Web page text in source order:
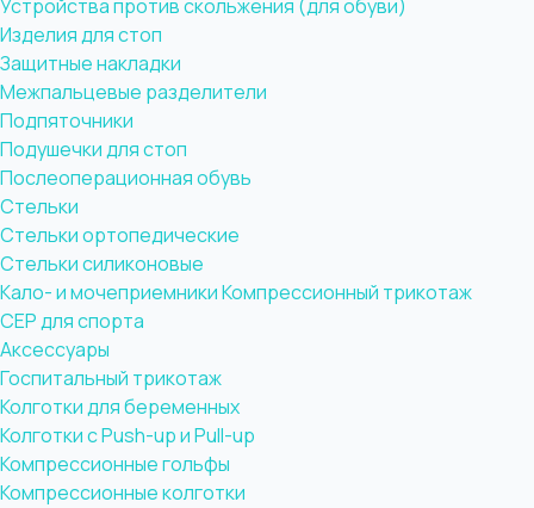
Устройства против скольжения (для обуви)
Изделия для стоп
Защитные накладки
Межпальцевые разделители
Подпяточники
Подушечки для стоп
Послеоперационная обувь
Стельки
Стельки ортопедические
Стельки силиконовые
Кало- и мочеприемникиКомпрессионный трикотаж
CEP для спорта
Аксессуары
Госпитальный трикотаж
Колготки для беременных
Колготки с Push-up и Pull-up
Компрессионные гольфы
Компрессионные колготки